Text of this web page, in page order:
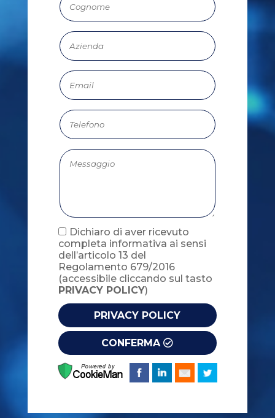
Dichiaro di aver ricevuto
completa informativa ai sensi
dell’articolo 13 del
Regolamento 679/2016
(accessibile cliccando sul tasto
PRIVACY POLICY)
PRIVACY POLICY
CONFERMA